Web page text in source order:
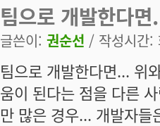
팀으로 개발한다
글쓴이: 권순선 / 작성시간
팀으로 개발한다면... 위
움이 된다는 점을 다른
만 많은 경우... 개발자